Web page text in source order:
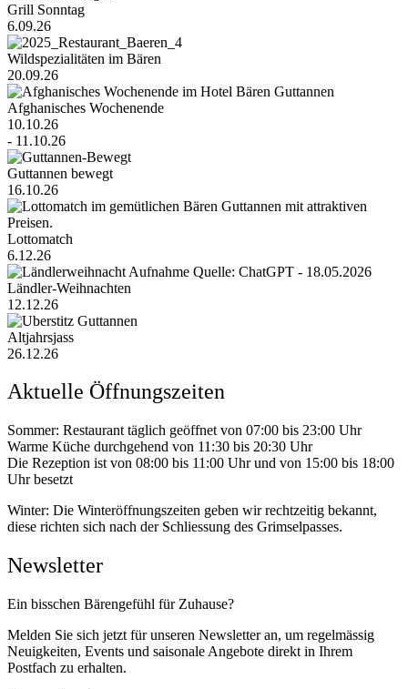
Grill Sonntag
6.09.26
Wildspezialitäten im Bären
20.09.26
Afghanisches Wochenende
10.10.26
- 11.10.26
Guttannen bewegt
16.10.26
Lottomatch
6.12.26
Ländler-Weihnachten
12.12.26
Altjahrsjass
26.12.26
Aktuelle Öffnungszeiten
Sommer: Restaurant täglich geöffnet von 07:00 bis 23:00 Uhr
Warme Küche durchgehend von 11:30 bis 20:30 Uhr
Die Rezeption ist von 08:00 bis 11:00 Uhr und von 15:00 bis 18:00
Uhr besetzt
Winter: Die Winteröffnungszeiten geben wir rechtzeitig bekannt,
diese richten sich nach der Schliessung des Grimselpasses.
Newsletter
Ein bisschen Bärengefühl für Zuhause?
Melden Sie sich jetzt für unseren Newsletter an, um regelmässig
Neuigkeiten, Events und saisonale Angebote direkt in Ihrem
Postfach zu erhalten.